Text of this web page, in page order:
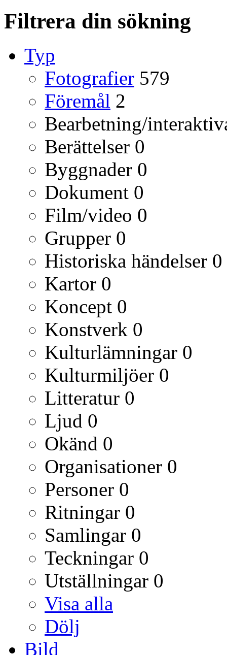
Filtrera din sökning
Typ
Fotografier 579
Föremål 2
Bearbetning/
Berättelser 0
Byggnader 0
Dokument 0
Film/video 0
Grupper 0
Historiska händelser 0
Kartor 0
Koncept 0
Konstverk 0
Kulturlämningar 0
Kulturmiljöer 0
Litteratur 0
Ljud 0
Okänd 0
Organisationer 0
Personer 0
Ritningar 0
Samlingar 0
Teckningar 0
Utställningar 0
Visa alla
Dölj
Bild